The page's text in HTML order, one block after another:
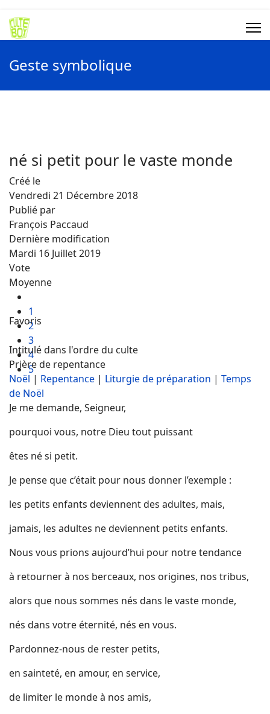
Geste symbolique
né si petit pour le vaste monde
Créé le
Vendredi 21 Décembre 2018
Publié par
François Paccaud
Dernière modification
Mardi 16 Juillet 2019
Vote
Moyenne
1
2
3
4
5
Favoris
Intitulé dans l'ordre du culte
Prière de repentance
Noël | Repentance | Liturgie de préparation | Temps
de Noël
Je me demande, Seigneur,
pourquoi vous, notre Dieu tout puissant
êtes né si petit.
Je pense que c’était pour nous donner l’exemple :
les petits enfants deviennent des adultes, mais,
jamais, les adultes ne deviennent petits enfants.
Nous vous prions aujourd’hui pour notre tendance
à retourner à nos berceaux, nos origines, nos tribus,
alors que nous sommes nés dans le vaste monde,
nés dans votre éternité, nés en vous.
Pardonnez-nous de rester petits,
en sainteté, en amour, en service,
de limiter le monde à nos amis,